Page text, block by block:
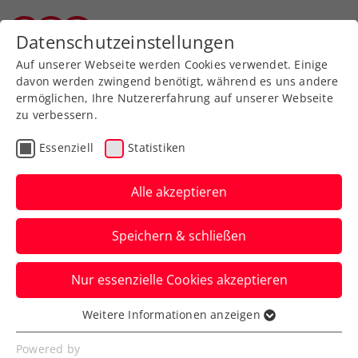
Zurück zur Newsübersicht
Verbands-Info
Förderprogramm
„Energieeffiziente
Sportstätten“ – Antrag
bis 31.12.2025
Von der Neuerungen bei Klima- und
Energieförderungen ist auch
„Energieeffiziente Sportstätten“ betroffen.
Datenschutzeinstellungen
Auf unserer Webseite werden Cookies verwendet. Einige
davon werden zwingend benötigt, während es uns andere
ermöglichen, Ihre Nutzererfahrung auf unserer Webseite
zu verbessern.
Essenziell Statistiken
Alle akzeptieren
Speichern & schließen
Nur essenzielle Cookies akzeptieren
Essenziell
Essenzielle Cookies werden für grundlegende
Weitere Informationen anzeigen
Powered by